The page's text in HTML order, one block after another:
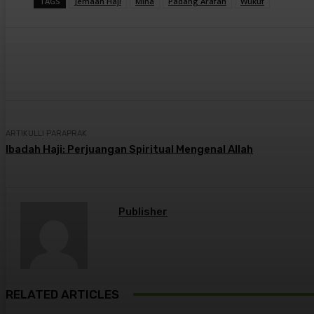
ARTIKULLI PARAPRAK
Ibadah Haji: Perjuangan Spiritual Mengenal Allah
Publisher
RELATED ARTICLES